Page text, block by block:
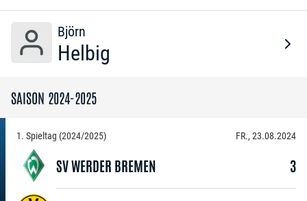
Björn
Helbig
SAISON 2024-2025
1. Spieltag (2024/2025) FR., 23.08.2024
SV WERDER BREMEN 3